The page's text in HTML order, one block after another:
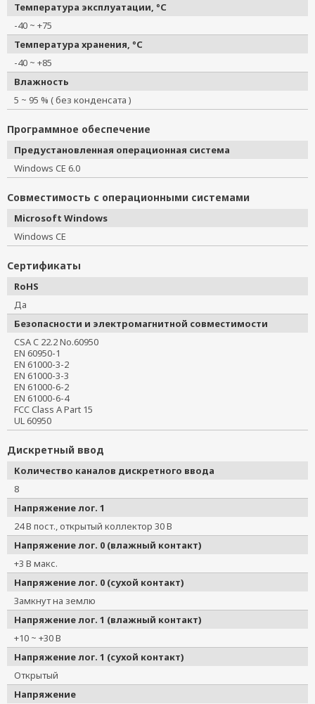
Температура эксплуатации, °C
-40 ~ +75
Температура хранения, °C
-40 ~ +85
Влажность
5 ~ 95 % ( без конденсата )
Программное обеспечение
Предустановленная операционная система
Windows CE 6.0
Совместимость с операционными системами
Microsoft Windows
Windows CE
Сертификаты
RoHS
Да
Безопасности и электромагнитной совместимости
CSA C 22.2 No.60950
EN 60950-1
EN 61000-3-2
EN 61000-3-3
EN 61000-6-2
EN 61000-6-4
FCC Class A Part 15
UL 60950
Дискретный ввод
Количество каналов дискретного ввода
8
Напряжение лог. 1
24 В пост., открытый коллектор 30 В
Напряжение лог. 0 (влажный контакт)
+3 В макс.
Напряжение лог. 0 (сухой контакт)
Замкнут на землю
Напряжение лог. 1 (влажный контакт)
+10 ~ +30 В
Напряжение лог. 1 (сухой контакт)
Открытый
Напряжение